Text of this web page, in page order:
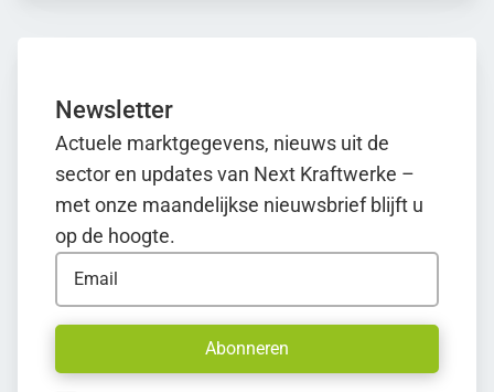
Newsletter
Actuele marktgegevens, nieuws uit de
sector en updates van Next Kraftwerke –
met onze maandelijkse nieuwsbrief blijft u
op de hoogte.
Email
Abonneren